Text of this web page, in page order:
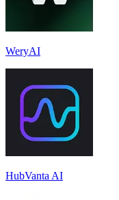
WeryAI
HubVanta AI